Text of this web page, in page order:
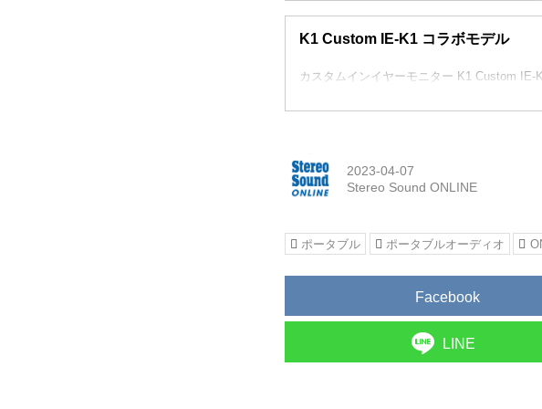
K1 Custom IE-K1 コラボモデル
カスタムインイヤーモニター K1 Custom IE-
2023-04-07
Stereo Sound ONLINE
ポータブル ポータブルオーディオ
Facebook
LINE